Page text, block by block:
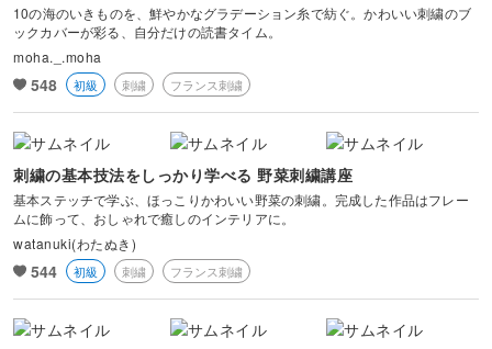
10の海のいきものを、鮮やかなグラデーション糸で紡ぐ。かわいい刺繍のブ
ックカバーが彩る、自分だけの読書タイム。
moha._.moha
548 初級 刺繍 フランス刺繍
刺繍の基本技法をしっかり学べる 野菜刺繍講座
基本ステッチで学ぶ、ほっこりかわいい野菜の刺繍。完成した作品はフレー
ムに飾って、おしゃれで癒しのインテリアに。
watanuki(わたぬき)
544 初級 刺繍 フランス刺繍